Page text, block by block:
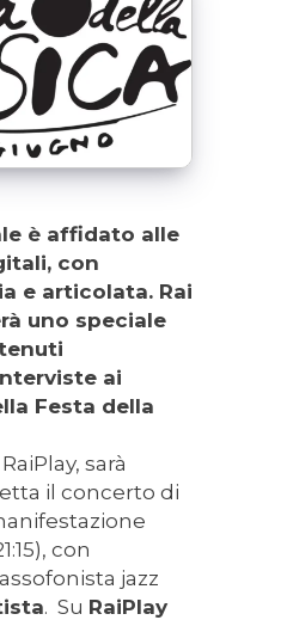
è affidato alle
con
e articolata. Rai
uno speciale
ai
Festa della
sarà
il concerto di
con
jazz
. Su RaiPlay